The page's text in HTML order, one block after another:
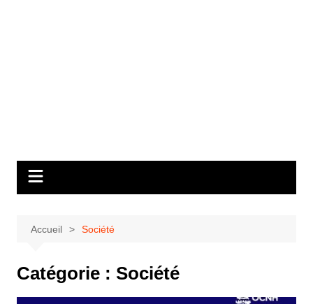
Accueil Société
Catégorie : Société